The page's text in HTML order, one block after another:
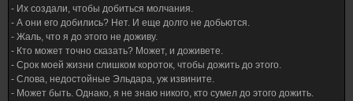
- Их создали, чтобы добиться молчания.
- А они его добились? Нет. И еще долго не добьются.
- Жаль, что я до этого не доживу.
- Кто может точно сказать? Может, и доживете.
- Срок моей жизни слишком короток, чтобы дожить до этого.
- Слова, недостойные Эльдара, уж извините.
- Может быть. Однако, я не знаю никого, кто сумел до этого дожить.